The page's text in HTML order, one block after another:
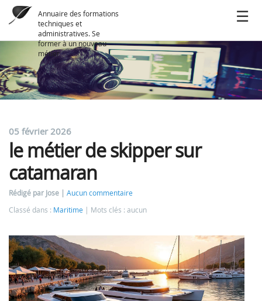
Annuaire des formations
techniques et
administratives. Se
former à un nouveau
métier
05 février 2026
le métier de skipper sur
catamaran
Rédigé par Jose
Aucun commentaire
Classé dans : Maritime Mots clés : aucun